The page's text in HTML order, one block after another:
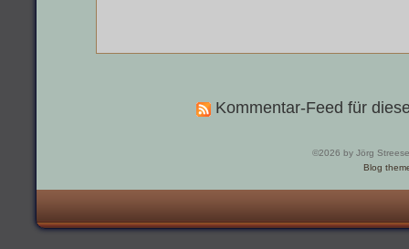
Kommentar-Feed für
©2026 by Jörg
Blog